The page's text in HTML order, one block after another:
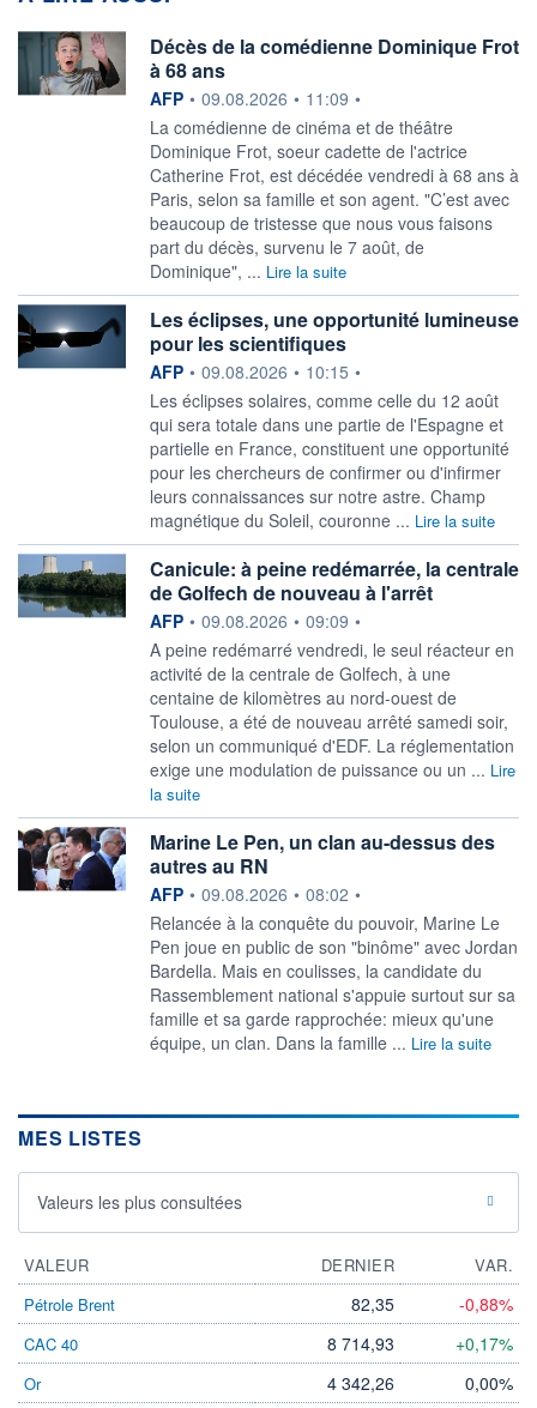
Décès de la comédienne Dominique Frot
à 68 ans
information fournie par
AFP • 09.08.2026 • 11:09 •
La comédienne de cinéma et de théâtre
Dominique Frot, soeur cadette de l'actrice
Catherine Frot, est décédée vendredi à 68 ans à
Paris, selon sa famille et son agent. "C’est avec
beaucoup de tristesse que nous vous faisons
part du décès, survenu le 7 août, de
Dominique", ... Lire la suite
Les éclipses, une opportunité lumineuse
pour les scientifiques
information fournie par
AFP • 09.08.2026 • 10:15 •
Les éclipses solaires, comme celle du 12 août
qui sera totale dans une partie de l'Espagne et
partielle en France, constituent une opportunité
pour les chercheurs de confirmer ou d'infirmer
leurs connaissances sur notre astre. Champ
magnétique du Soleil, couronne ... Lire la suite
Canicule: à peine redémarrée, la centrale
de Golfech de nouveau à l'arrêt
information fournie par
AFP • 09.08.2026 • 09:09 •
A peine redémarré vendredi, le seul réacteur en
activité de la centrale de Golfech, à une
centaine de kilomètres au nord-ouest de
Toulouse, a été de nouveau arrêté samedi soir,
selon un communiqué d'EDF. La réglementation
exige une modulation de puissance ou un ... Lire
la suite
Marine Le Pen, un clan au-dessus des
autres au RN
information fournie par
AFP • 09.08.2026 • 08:02 •
Relancée à la conquête du pouvoir, Marine Le
Pen joue en public de son "binôme" avec Jordan
Bardella. Mais en coulisses, la candidate du
Rassemblement national s'appuie surtout sur sa
famille et sa garde rapprochée: mieux qu'une
équipe, un clan. Dans la famille ... Lire la suite
MES LISTES
Valeurs les plus consultées
VALEUR DERNIER
VAR.
Pétrole Brent
82,35 -0,88%
CAC 40 8 714,93 +0,17%
Or 4 342,26 0,00%